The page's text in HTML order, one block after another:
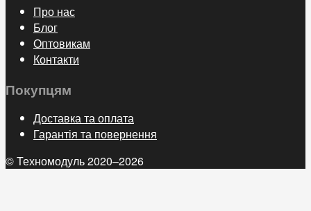
Про нас
Блог
Оптовикам
Контакти
Покупцям
Доставка та оплата
Гарантія та повернення
© Техномодуль 2020–2026